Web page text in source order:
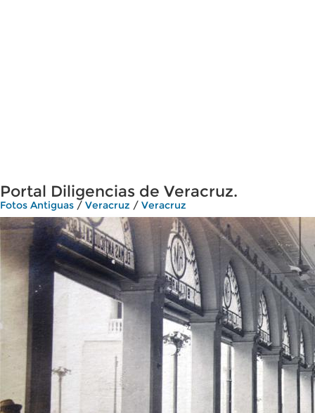
Portal Diligencias de Veracruz.
Fotos Antiguas / Veracruz / Veracruz